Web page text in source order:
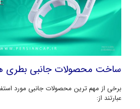
ساخت محصولات جانبی بطری
برخی از مهم ترین محصولات جانبی مورد
عبارتند از: